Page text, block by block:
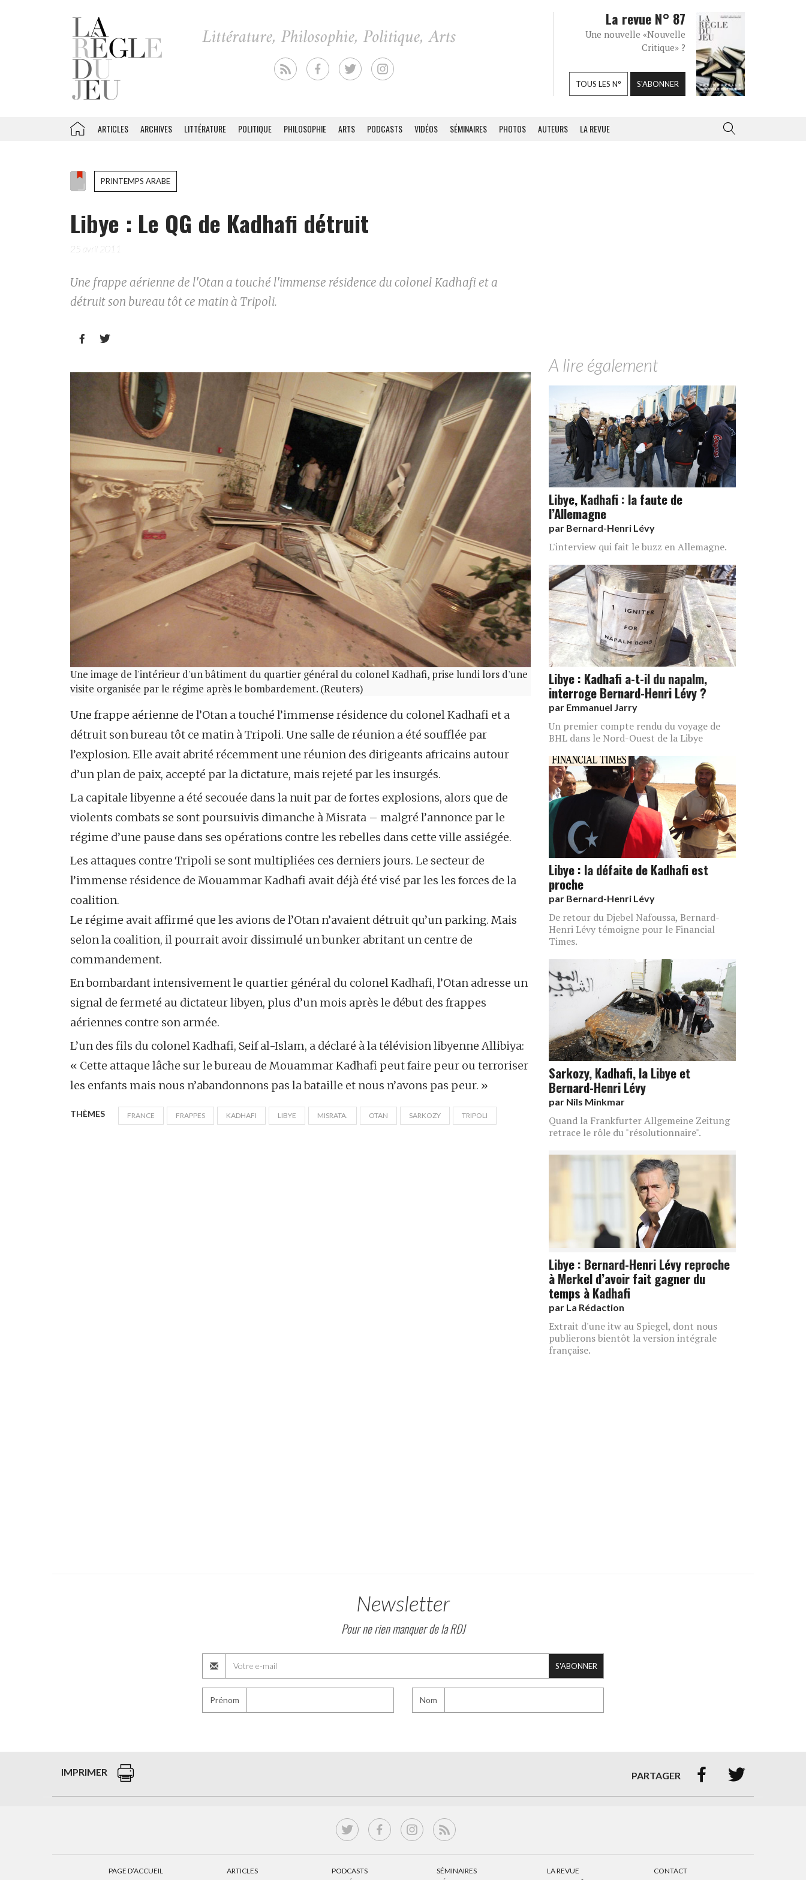
La revue N° 87
Une nouvelle «Nouvelle
Critique» ?
TOUS LES N° S'ABONNER
ARTICLES ARCHIVES LITTÉRATURE POLITIQUE PHILOSOPHIE ARTS PODCASTS VIDÉOS SÉMINAIRES PHOTOS AUTEURS LA REVUE
PRINTEMPS ARABE
Libye : Le QG de Kadhafi détruit
25 avril 2011
Une frappe aérienne de l'Otan a touché l'immense résidence du colonel Kadhafi et a
détruit son bureau tôt ce matin à Tripoli.
 
Une image de l'intérieur d'un bâtiment du quartier général du colonel Kadhafi, prise lundi lors d'une
visite organisée par le régime après le bombardement. (Reuters)
Une frappe aérienne de l’Otan a touché l’immense résidence du colonel Kadhafi et a
détruit son bureau tôt ce matin à Tripoli. Une salle de réunion a été soufflée par
l’explosion. Elle avait abrité récemment une réunion des dirigeants africains autour
d’un plan de paix, accepté par la dictature, mais rejeté par les insurgés.
La capitale libyenne a été secouée dans la nuit par de fortes explosions, alors que de
violents combats se sont poursuivis dimanche à Misrata – malgré l’annonce par le
régime d’une pause dans ses opérations contre les rebelles dans cette ville assiégée.
Les attaques contre Tripoli se sont multipliées ces derniers jours. Le secteur de
l’immense résidence de Mouammar Kadhafi avait déjà été visé par les les forces de la
coalition.
Le régime avait affirmé que les avions de l’Otan n’avaient détruit qu’un parking. Mais
selon la coalition, il pourrait avoir dissimulé un bunker abritant un centre de
commandement.
En bombardant intensivement le quartier général du colonel Kadhafi, l’Otan adresse un
signal de fermeté au dictateur libyen, plus d’un mois après le début des frappes
aériennes contre son armée.
L’un des fils du colonel Kadhafi, Seif al-Islam, a déclaré à la télévision libyenne Allibiya:
« Cette attaque lâche sur le bureau de Mouammar Kadhafi peut faire peur ou terroriser
les enfants mais nous n’abandonnons pas la bataille et nous n’avons pas peur. »
THÈMES FRANCE FRAPPES KADHAFI LIBYE MISRATA. OTAN SARKOZY TRIPOLI
A lire également
Libye, Kadhafi : la faute de
l’Allemagne
par Bernard-Henri Lévy
L'interview qui fait le buzz en Allemagne.
Libye : Kadhafi a-t-il du napalm,
interroge Bernard-Henri Lévy ?
par Emmanuel Jarry
Un premier compte rendu du voyage de
BHL dans le Nord-Ouest de la Libye
Libye : la défaite de Kadhafi est
proche
par Bernard-Henri Lévy
De retour du Djebel Nafoussa, Bernard-
Henri Lévy témoigne pour le Financial
Times.
Sarkozy, Kadhafi, la Libye et
Bernard-Henri Lévy
par Nils Minkmar
Quand la Frankfurter Allgemeine Zeitung
retrace le rôle du "résolutionnaire".
Libye : Bernard-Henri Lévy reproche
à Merkel d’avoir fait gagner du
temps à Kadhafi
par La Rédaction
Extrait d'une itw au Spiegel, dont nous
publierons bientôt la version intégrale
française.
Newsletter
Pour ne rien manquer de la RDJ
S'ABONNER
Prénom Nom
IMPRIMER PARTAGER  
PAGE D’ACCUEIL
ARTICLES
PODCASTS
SÉMINAIRES
LA REVUE
CONTACT